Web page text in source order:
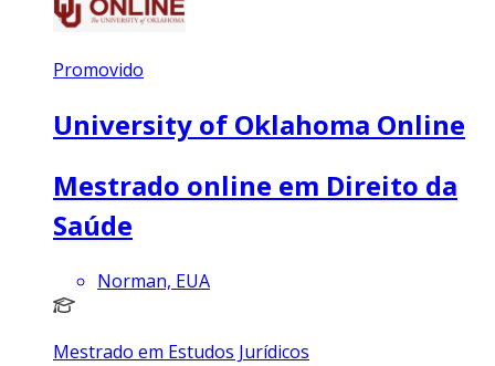
Promovido
University of Oklahoma Online
Mestrado online em Direito da
Saúde
Norman, EUA
Mestrado em Estudos Jurídicos